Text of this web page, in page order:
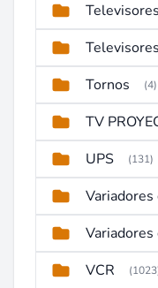
Tornos (4)
TV
UPS (131)
Variadores
Variadores
VCR